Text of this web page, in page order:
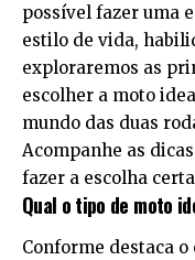
possível fazer uma
estilo de vida,
exploraremos as
escolher a moto
mundo das duas
Acompanhe as
fazer a escolha
Qual o tipo de moto
Conforme destaca